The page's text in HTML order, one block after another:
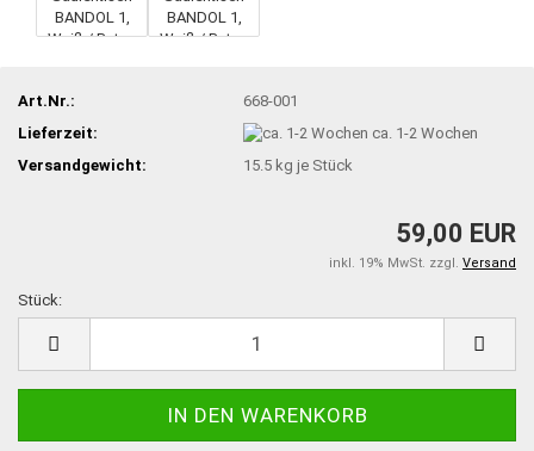
Art.Nr.:
668-001
Lieferzeit:
ca. 1-2 Wochen
Versandgewicht:
15.5 kg je Stück
59,00 EUR
inkl. 19% MwSt. zzgl. Versand
Stück: